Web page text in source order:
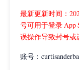
最新更新时间：
号可用于登录 App
误操作导致封号或
账号：